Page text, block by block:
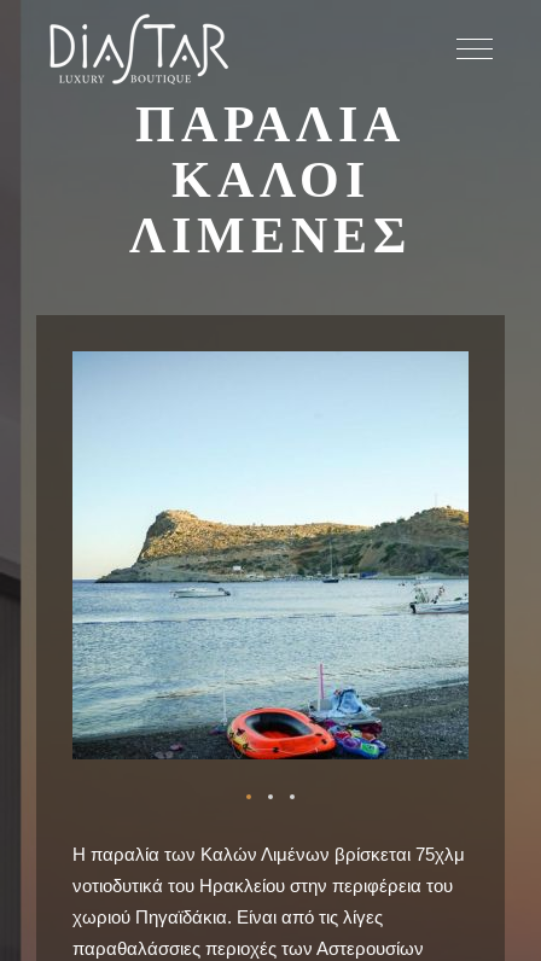
ΠΑΡΑΛΙΑ
ΚΑΛΟΙ
ΛΙΜΕΝΕΣ
Η παραλία των Καλών Λιμένων βρίσκεται 75χλμ
νοτιοδυτικά του Ηρακλείου στην περιφέρεια του
χωριού Πηγαϊδάκια. Είναι από τις λίγες
παραθαλάσσιες περιοχές των Αστερουσίων